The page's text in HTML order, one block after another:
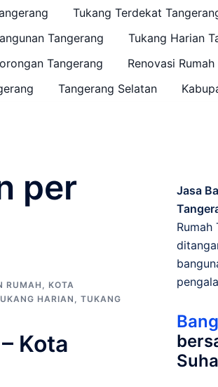
Tukang Terdekat
Tangerang
Tukang Harian
Tangerang
Renovasi Rumah
Tangerang Selatan
per
RUMAH , KOTA
HARIAN , TUKANG
Kota
Jasa
Rumah